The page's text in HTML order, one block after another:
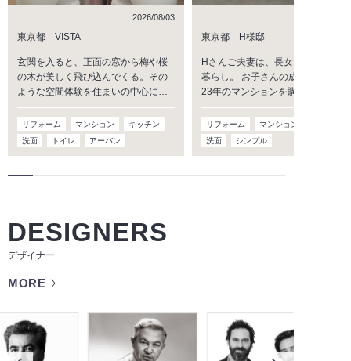
2026/08/03
東京都 VISTA
玄関を入ると、正面の窓から梅や桜
の木が美しく飛び込んでくる。その
ような空間体験を住まいの中心に…
リフォーム マンション
キッチン
洗面
トイレ アーバン
東京都 H様邸
Hさんご夫妻は、長女・長男との4
暮らし。 お子さんの成長を機に、
23年のマンションを購入し…
リフォーム マンション
洗面
シンプル
DESIGNERS
デザイナー
MORE